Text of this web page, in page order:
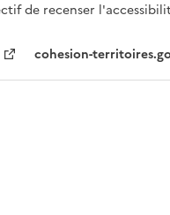
de recenser
cohesion-